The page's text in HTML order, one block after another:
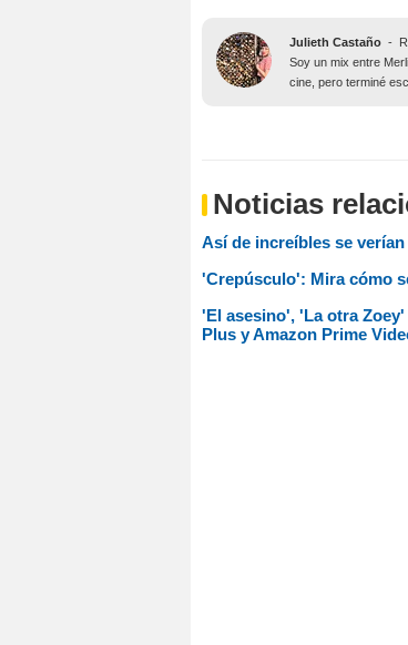
Julieth Castaño -
Soy un mix entre
cine, pero terminé
Noticias
Así de increíbles se
'Crepúsculo': Mira cómo
'El asesino', 'La otra
Plus y Amazon Prime